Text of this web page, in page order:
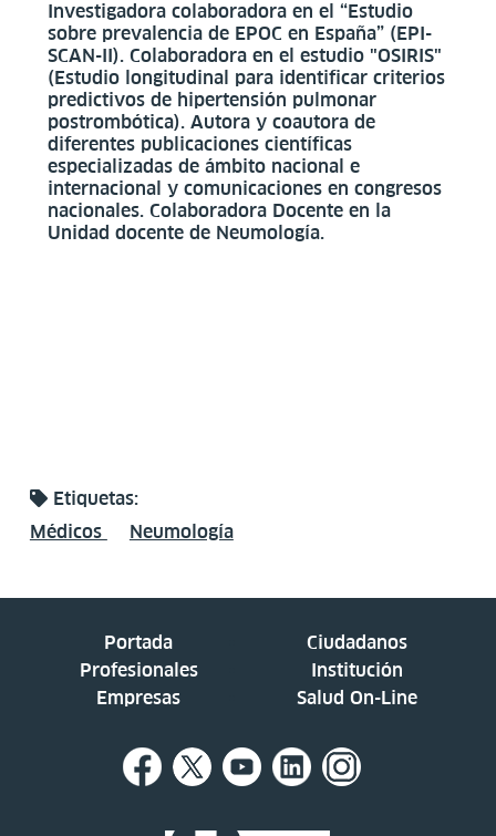
Investigadora colaboradora en el “Estudio
sobre prevalencia de EPOC en España” (EPI-
SCAN-II). Colaboradora en el estudio "OSIRIS"
(Estudio longitudinal para identificar criterios
predictivos de hipertensión pulmonar
postrombótica). Autora y coautora de
diferentes publicaciones científicas
especializadas de ámbito nacional e
internacional y comunicaciones en congresos
nacionales. Colaboradora Docente en la
Unidad docente de Neumología.
Etiquetas:
Médicos
Neumología
Portada
Ciudadanos
Profesionales
Institución
Empresas
Salud On-Line